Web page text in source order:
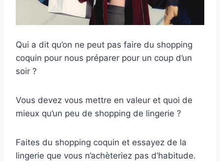
Qui a dit qu’on ne peut pas faire du shopping
coquin pour nous préparer pour un coup d’un
soir ?
Vous devez vous mettre en valeur et quoi de
mieux qu’un peu de shopping de lingerie ?
Faites du shopping coquin et essayez de la
lingerie que vous n’achèteriez pas d’habitude.